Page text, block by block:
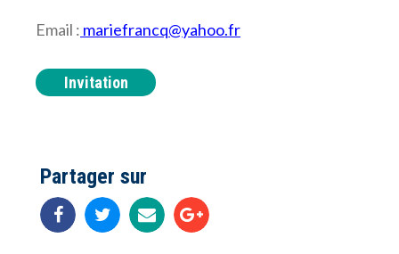
Email : mariefrancq@yahoo.fr
Invitation
Partager sur